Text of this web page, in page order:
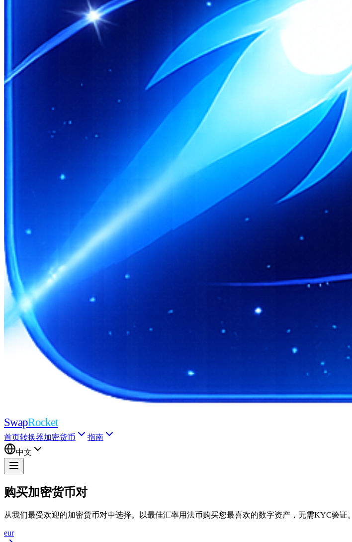
SwapRocket
首页转换器加密货币
指南
中文
购买加密货币对
从我们最受欢迎的加密货币对中选择。以最佳汇率用法币购买您最喜欢的数字资产，无需KYC验证。
eur